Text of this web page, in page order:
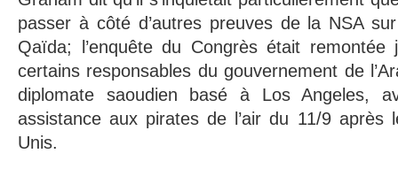
passer à côté d’autres preuves de la NSA
Qaïda; l’enquête du Congrès était remontée
certains responsables du gouvernement de
diplomate saoudien basé à Los Angeles,
assistance aux pirates de l’air du 11/9 après
Unis.